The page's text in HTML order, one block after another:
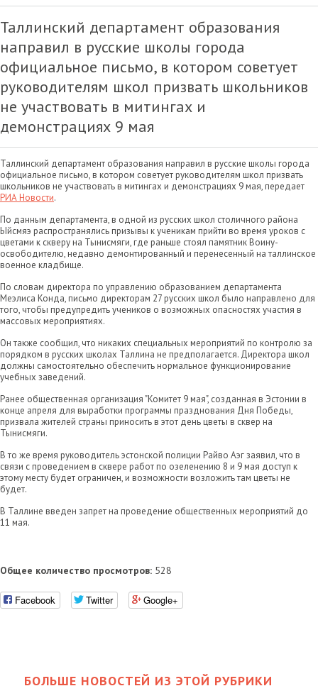
Таллинский департамент образования
направил в русские школы города
официальное письмо, в котором советует
руководителям школ призвать школьников
не участвовать в митингах и
демонстрациях 9 мая
Таллинский департамент образования направил в русские школы города
официальное письмо, в котором советует руководителям школ призвать
школьников не участвовать в митингах и демонстрациях 9 мая, передает
РИА Новости.
По данным департамента, в одной из русских школ столичного района
Ыйсмяэ распространялись призывы к ученикам прийти во время уроков с
цветами к скверу на Тынисмяги, где раньше стоял памятник Воину-
освободителю, недавно демонтированный и перенесенный на таллинское
военное кладбище.
По словам директора по управлению образованием департамента
Меэлиса Конда, письмо директорам 27 русских школ было направлено для
того, чтобы предупредить учеников о возможных опасностях участия в
массовых мероприятиях.
Он также сообщил, что никаких специальных мероприятий по контролю за
порядком в русских школах Таллина не предполагается. Директора школ
должны самостоятельно обеспечить нормальное функционирование
учебных заведений.
Ранее общественная организация "Комитет 9 мая", созданная в Эстонии в
конце апреля для выработки программы празднования Дня Победы,
призвала жителей страны приносить в этот день цветы в сквер на
Тынисмяги.
В то же время руководитель эстонской полиции Райво Аэг заявил, что в
связи с проведением в сквере работ по озеленению 8 и 9 мая доступ к
этому месту будет ограничен, и возможности возложить там цветы не
будет.
В Таллине введен запрет на проведение общественных мероприятий до
11 мая.
Общее количество просмотров: 528
Facebook Twitter Google+
БОЛЬШЕ НОВОСТЕЙ ИЗ ЭТОЙ РУБРИКИ